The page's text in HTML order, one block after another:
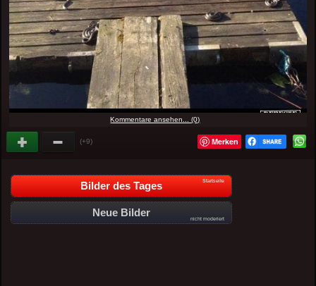
Kommentare ansehen... (0)
(+9) Merken
Bilder des Tages Startseite
Neue Bilder
nicht moderiert